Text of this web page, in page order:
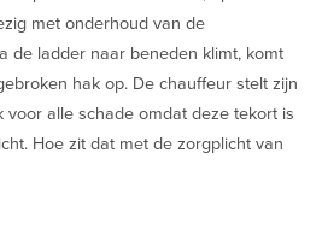
met onderhoud van de
de ladder naar beneden klimt, komt
hak op. De chauffeur stelt zijn
alle schade omdat deze tekort is
Hoe zit dat met de zorgplicht van